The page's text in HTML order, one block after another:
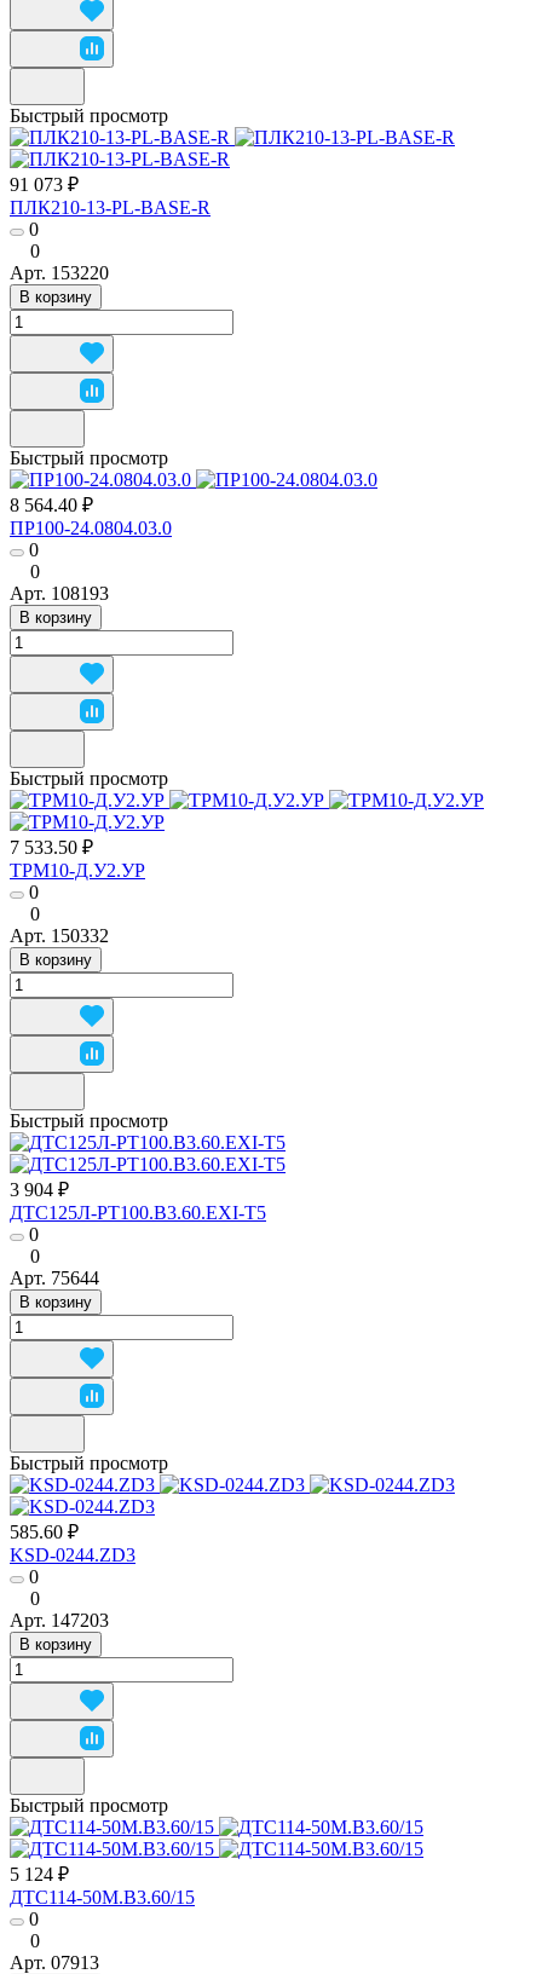
Быстрый просмотр
91 073 ₽
ПЛК210-13-PL-BASE-R
0
0
Арт. 153220
В корзину
Быстрый просмотр
8 564.40 ₽
ПР100-24.0804.03.0
0
0
Арт. 108193
В корзину
Быстрый просмотр
7 533.50 ₽
ТРМ10-Д.У2.УР
0
0
Арт. 150332
В корзину
Быстрый просмотр
3 904 ₽
ДТС125Л-РТ100.В3.60.ЕХI-Т5
0
0
Арт. 75644
В корзину
Быстрый просмотр
585.60 ₽
KSD-0244.ZD3
0
0
Арт. 147203
В корзину
Быстрый просмотр
5 124 ₽
ДТС114-50М.В3.60/15
0
0
Арт. 07913